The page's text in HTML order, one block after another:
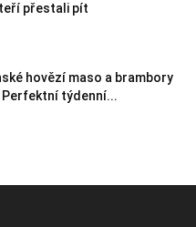
přestali pít
hovězí maso a brambory
Perfektní týdenní...